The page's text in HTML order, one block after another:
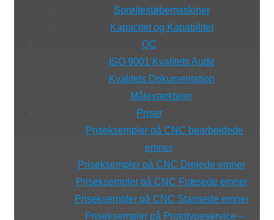
Sprøjtestøbemaskiner
Kapacitet og Kababilitet
QC
ISO 9001 Kvalitets Audit
Kvalitets Dokumentation
Måleværktøjer
Priser
Priseksempler på CNC bearbejdede
emner
Priseksempler på CNC Drejede emner
Priseksempler på CNC Fræsede emner
Priseksempler på CNC Stansede emner
Priseksempler på Prototypeservice –